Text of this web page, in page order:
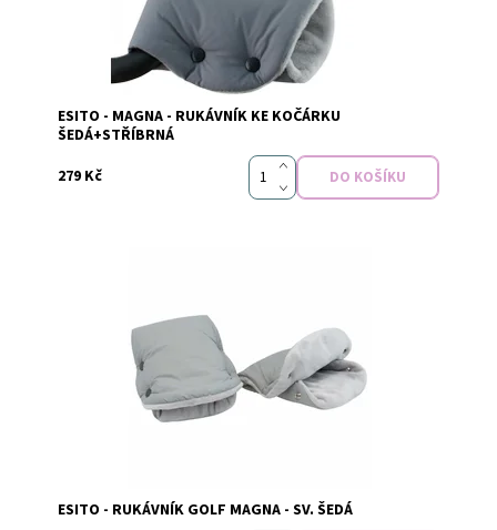
Značka: Esito
ESITO - MAGNA - RUKÁVNÍK KE KOČÁRKU
ŠEDÁ+STŘÍBRNÁ
279 Kč
Vyprodáno
Esito
ESITO - RUKÁVNÍK GOLF MAGNA - SV. ŠEDÁ